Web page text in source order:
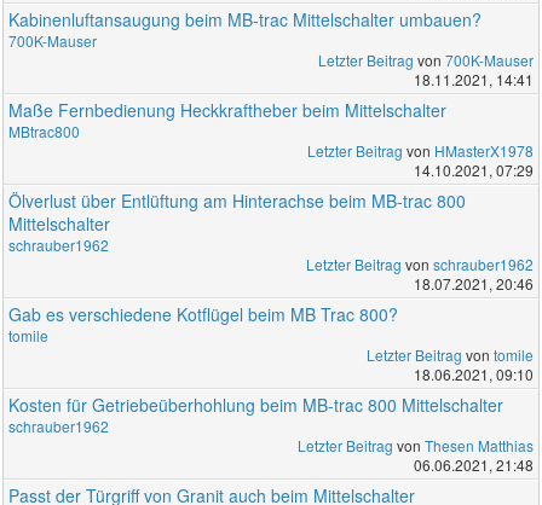
Kabinenluftansaugung beim MB-trac Mittelschalter umbauen?
700K-Mauser
Letzter Beitrag von 700K-Mauser
18.11.2021, 14:41
Maße Fernbedienung Heckkraftheber beim Mittelschalter
MBtrac800
Letzter Beitrag von HMasterX1978
14.10.2021, 07:29
Ölverlust über Entlüftung am Hinterachse beim MB-trac 800
Mittelschalter
schrauber1962
Letzter Beitrag von schrauber1962
18.07.2021, 20:46
Gab es verschiedene Kotflügel beim MB Trac 800?
tomile
Letzter Beitrag von tomile
18.06.2021, 09:10
Kosten für Getriebeüberhohlung beim MB-trac 800 Mittelschalter
schrauber1962
Letzter Beitrag von Thesen Matthias
06.06.2021, 21:48
Passt der Türgriff von Granit auch beim Mittelschalter